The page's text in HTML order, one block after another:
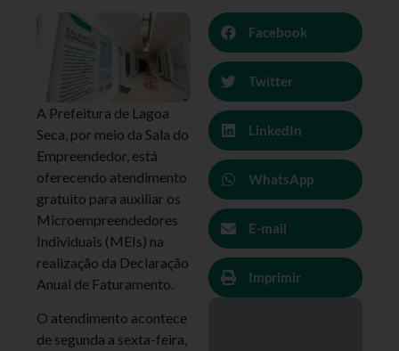
A Prefeitura de Lagoa
Seca, por meio da Sala do
Empreendedor, está
oferecendo atendimento
gratuito para auxiliar os
Microempreendedores
Individuais (MEIs) na
realização da Declaração
Anual de Faturamento.
O atendimento acontece
de segunda a sexta-feira,
Facebook
Twitter
LinkedIn
WhatsApp
E-mail
Imprimir